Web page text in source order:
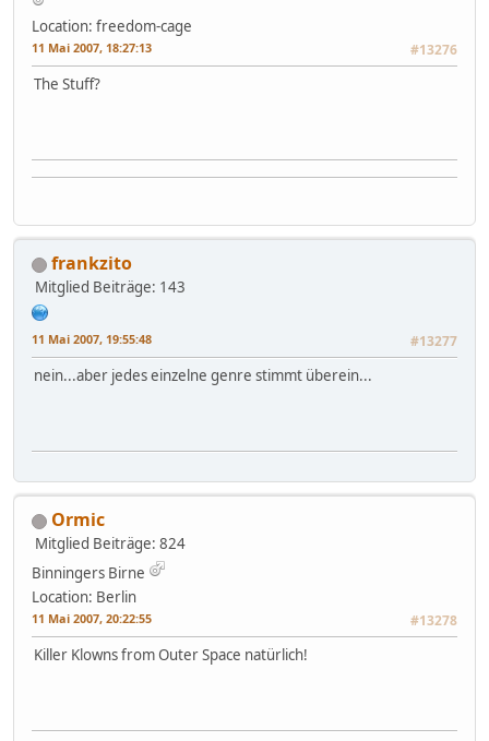
Location: freedom-cage
11 Mai 2007, 18:27:13 #13276
The Stuff?
frankzito
Mitglied Beiträge: 143
11 Mai 2007, 19:55:48 #13277
nein...aber jedes einzelne genre stimmt überein...
Ormic
Mitglied Beiträge: 824
Binningers Birne
Location: Berlin
11 Mai 2007, 20:22:55 #13278
Killer Klowns from Outer Space natürlich!